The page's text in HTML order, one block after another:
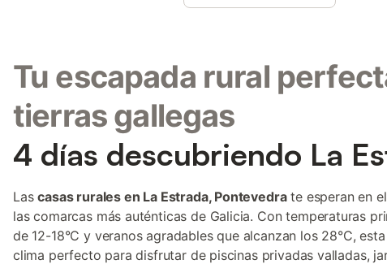
Tu escapada rural
tierras gallegas
4 días descubriendo La
Lascasas rurales en La Estrada, Pontevedrate esperan en
las comarcas más auténticas de Galicia. Con temperaturas
de 12-18°C y veranos agradables que alcanzan los 28°C,
clima perfecto para disfrutar de piscinas privadas valladas,